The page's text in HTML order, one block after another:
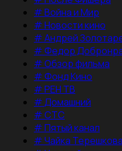
#Война и Мир
#Новости кино
#Андрей
#Федор
#Обзор фильма
#Фонд Кино
#РЕН ТВ
#Домашний
#СТС
#Пятый канал
#Чайка Терешкова